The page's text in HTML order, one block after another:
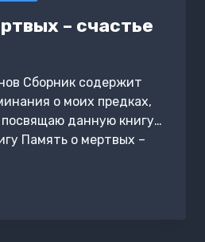
– счастье
Сборник содержит
о моих предках,
данную книгу…
Память о мертвых –